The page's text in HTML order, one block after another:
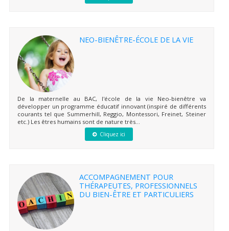
NEO-BIENÊTRE-ÉCOLE DE LA VIE
De la maternelle au BAC, l'école de la vie Neo-bienêtre va
développer un programme éducatif innovant (inspiré de différents
courants tel que Summerhill, Reggio, Montessori, Freinet, Steiner
etc.) Les êtres humains sont de nature très...
Cliquez ici
ACCOMPAGNEMENT POUR
THÉRAPEUTES, PROFESSIONNELS
DU BIEN-ÊTRE ET PARTICULIERS